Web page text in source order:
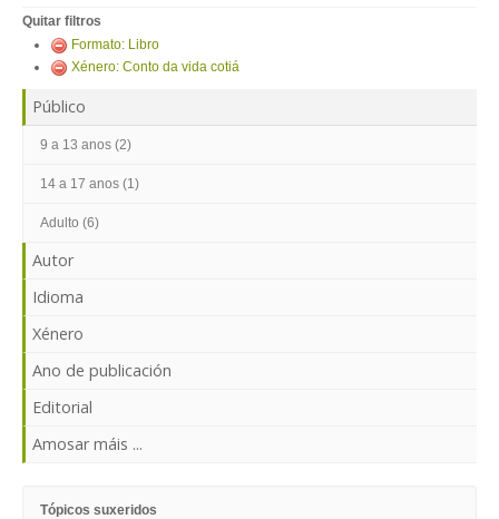
Quitar filtros
Formato: Libro
Xénero: Conto da vida cotiá
Público
9 a 13 anos (2)
14 a 17 anos (1)
Adulto (6)
Autor
Idioma
Xénero
Ano de publicación
Editorial
Amosar máis ...
Tópicos suxeridos